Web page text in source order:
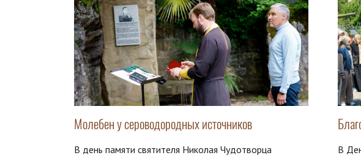
Молебен у сероводородных источников
В день памяти святителя Николая Чудотворца
В